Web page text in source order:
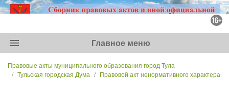
menu Главное меню
Правовые акты муниципального образования город Тула
Тульская городская Дума
Правовой акт ненормативного характера